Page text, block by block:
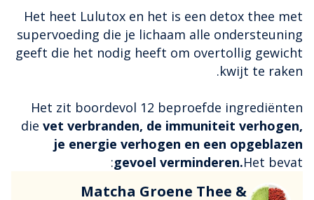
Het heet Lulutox en het is een detox thee met
supervoeding die je lichaam alle ondersteuning
geeft die het nodig heeft om overtollig gewicht
kwijt te raken.
Het zit boordevol 12 beproefde ingrediënten
die vet verbranden, de immuniteit verhogen,
je energie verhogen en een opgeblazen
gevoel verminderen.Het bevat:
Matcha Groene Thee &